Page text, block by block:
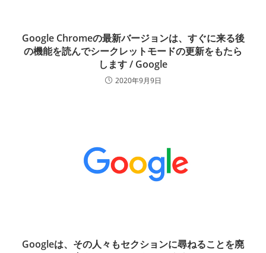
Google Chromeの最新バージョンは、すぐに来る後
の機能を読んでシークレットモードの更新をもたら
します / Google
2020年9月9日
Googleは、その人々もセクションに尋ねることを廃